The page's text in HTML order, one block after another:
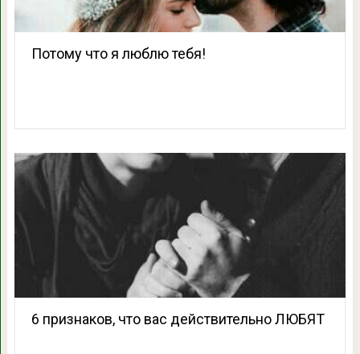
Потому что я люблю тебя!
6 признаков, что вас действительно ЛЮБЯТ